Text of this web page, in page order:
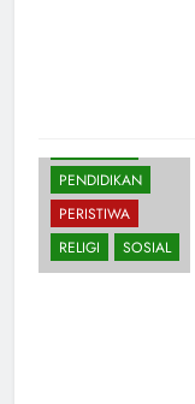
PENDIDIKAN
PERISTIWA
RELIGI
SOSIAL